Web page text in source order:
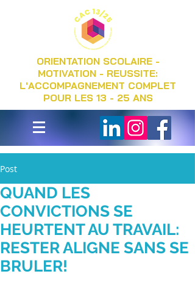
ORIENTATION SCOLAIRE -
MOTIVATION - REUSSITE:
L'ACCOMPAGNEMENT COMPLET
POUR LES 13 - 25 ANS
Post
QUAND LES
CONVICTIONS SE
HEURTENT AU TRAVAIL:
RESTER ALIGNE SANS SE
BRULER!